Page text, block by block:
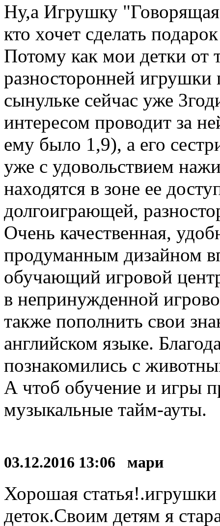
Ну,а Игрушку
кто хочет сделать
Потому как мои детки от
разносторонней игрушки
сынульке сейчас уже
интересом проводит за
ему было 1,9), а его
уже с удовольствием
находятся в зоне ее
долгоиграющей,
Очень качественная,
продуманным дизайном
обучающий игровой
в непринужденной
также пополнить свои
английском языке.
познакомились с
А чтоб обучение и игры
музыкальные тайм-ауты.
03.12.2016 13:06 мари
Хорошая
деток.Своим детям я